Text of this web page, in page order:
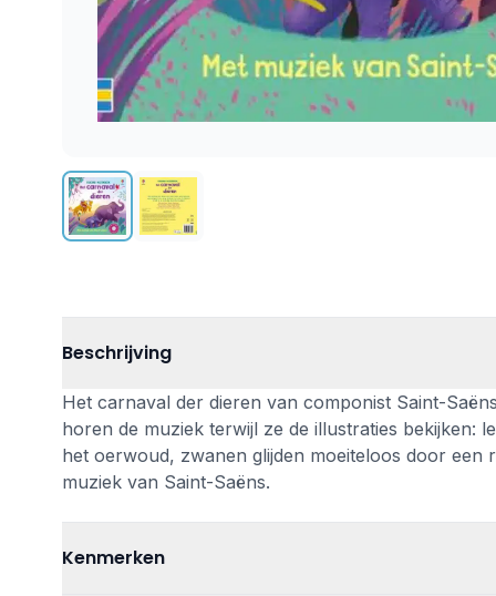
Beschrijving
Het carnaval der dieren van componist Saint-
horen de muziek terwijl ze de illustraties bekijken:
het oerwoud, zwanen glijden moeiteloos door een
muziek van Saint-Saëns.
Kenmerken